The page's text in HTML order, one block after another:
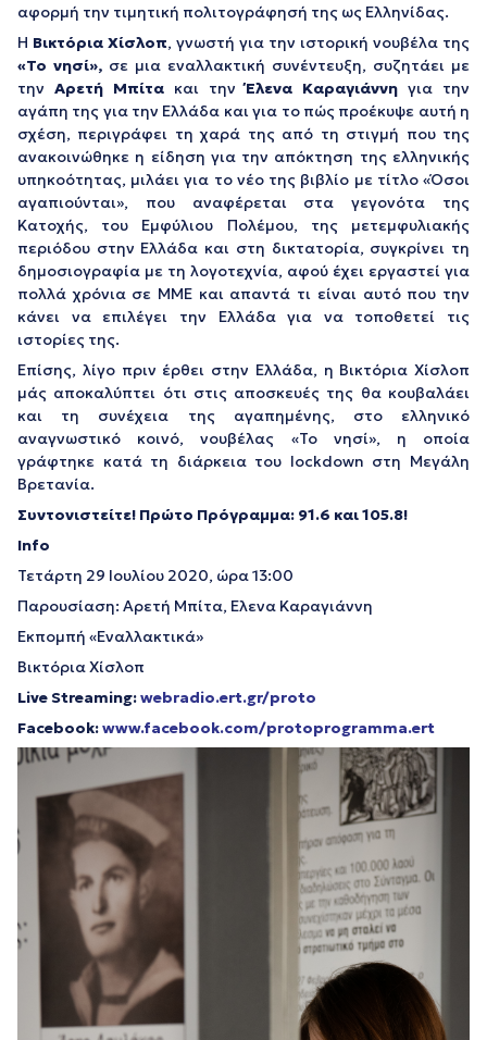
αφορμή την τιμητική πολιτογράφησή της ως Ελληνίδας.
Η Βικτόρια Χίσλοπ, γνωστή για την ιστορική νουβέλα της
«Το νησί», σε μια εναλλακτική συνέντευξη, συζητάει με
την Αρετή Μπίτα και τηνΈλενα Καραγιάννη για την
αγάπη της για την Ελλάδα και για το πώς προέκυψε αυτή η
σχέση, περιγράφει τη χαρά της από τη στιγμή που της
ανακοινώθηκε η είδηση για την απόκτηση της ελληνικής
υπηκοότητας, μιλάει για το νέο της βιβλίο με τίτλο «Όσοι
αγαπιούνται», που αναφέρεται στα γεγονότα της
Κατοχής, του Εμφύλιου Πολέμου, της μετεμφυλιακής
περιόδου στην Ελλάδα και στη δικτατορία, συγκρίνει τη
δημοσιογραφία με τη λογοτεχνία, αφού έχει εργαστεί για
πολλά χρόνια σε ΜΜΕ και απαντά τι είναι αυτό που την
κάνει να επιλέγει την Ελλάδα για να τοποθετεί τις
ιστορίες της.
Επίσης, λίγο πριν έρθει στην Ελλάδα, η Βικτόρια Χίσλοπ
μάς αποκαλύπτει ότι στις αποσκευές της θα κουβαλάει
και τη συνέχεια της αγαπημένης, στο ελληνικό
αναγνωστικό κοινό, νουβέλας «Το νησί», η οποία
γράφτηκε κατά τη διάρκεια του lockdown στη Μεγάλη
Βρετανία.
Συντονιστείτε! Πρώτο Πρόγραμμα: 91.6 και 105.8!
Info
Τετάρτη 29 Ιουλίου 2020, ώρα 13:00
Παρουσίαση: Αρετή Μπίτα, Ελενα Καραγιάννη
Εκπομπή «Εναλλακτικά»
Βικτόρια Χίσλοπ
Live Streaming:webradio.ert.gr/proto
Facebook:www.facebook.com/protoprogramma.ert